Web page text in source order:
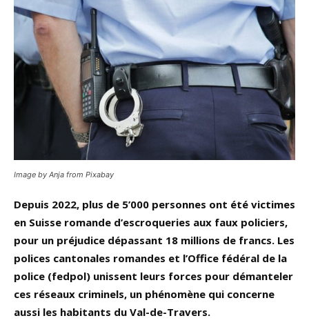
Image by Anja from Pixabay
Depuis 2022, plus de 5’000 personnes ont été victimes
en Suisse romande d’escroqueries aux faux policiers,
pour un préjudice dépassant 18 millions de francs. Les
polices cantonales romandes et l’Office fédéral de la
police (fedpol) unissent leurs forces pour démanteler
ces réseaux criminels, un phénomène qui concerne
aussi les habitants du Val-de-Travers.